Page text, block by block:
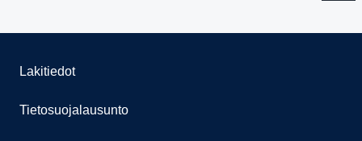
Lakitiedot
Tietosuojalausunto